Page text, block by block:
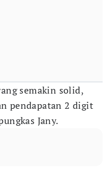
semakin solid,
pendapatan 2 digit
Jany.